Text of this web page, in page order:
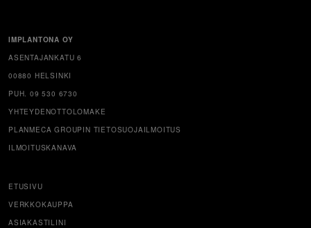
IMPLANTONA OY
ASENTAJANKATU 6
00880 HELSINKI
PUH. 09 530 6730
YHTEYDENOTTOLOMAKE
PLANMECA GROUPIN TIETOSUOJAILMOITUS
ILMOITUSKANAVA
ETUSIVU
VERKKOKAUPPA
ASIAKASTILINI